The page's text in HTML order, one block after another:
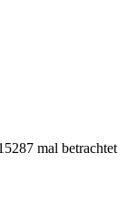
mal betrachtet